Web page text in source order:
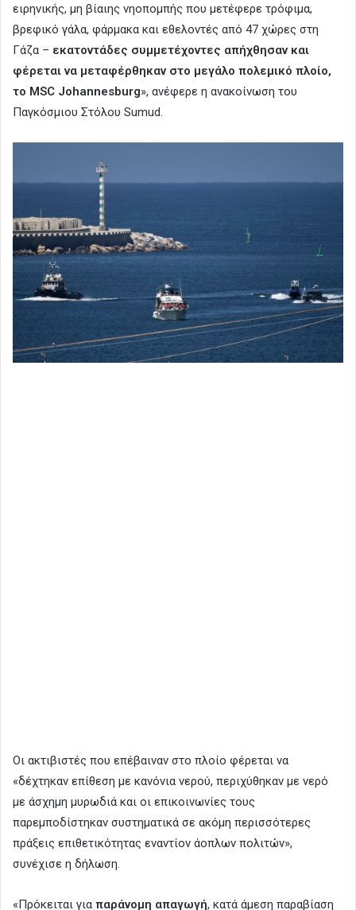
ειρηνικής, μη βίαιης νηοπομπής που μετέφερε τρόφιμα,
βρεφικό γάλα, φάρμακα και εθελοντές από 47 χώρες στη
Γάζα – εκατοντάδες συμμετέχοντες απήχθησαν και
φέρεται να μεταφέρθηκαν στο μεγάλο πολεμικό πλοίο,
το MSC Johannesburg», ανέφερε η ανακοίνωση του
Παγκόσμιου Στόλου Sumud.
Οι ακτιβιστές που επέβαιναν στο πλοίο φέρεται να
«δέχτηκαν επίθεση με κανόνια νερού, περιχύθηκαν με νερό
με άσχημη μυρωδιά και οι επικοινωνίες τους
παρεμποδίστηκαν συστηματικά σε ακόμη περισσότερες
πράξεις επιθετικότητας εναντίον άοπλων πολιτών»,
συνέχισε η δήλωση.
«Πρόκειται για παράνομη απαγωγή, κατά άμεση παραβίαση